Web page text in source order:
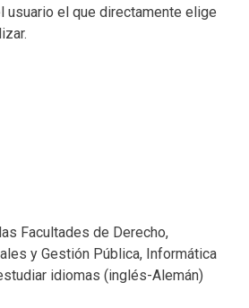
usuario el que directamente elige
Facultades de Derecho,
y Gestión Pública, Informática
idiomas (inglés-Alemán)